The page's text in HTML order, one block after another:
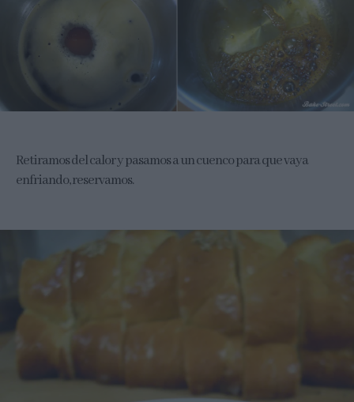
Retiramos del calor y pasamos a un cuenco para que vaya
enfriando, reservamos.